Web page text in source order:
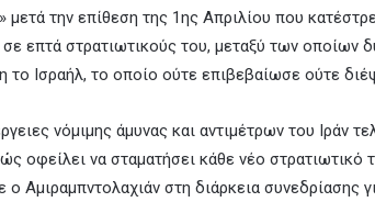
μετά την επίθεση της 1ης Απριλίου που
επτά στρατιωτικούς του, μεταξύ των οποίων
το Ισραήλ, το οποίο ούτε επιβεβαίωσε ούτε
νόμιμης άμυνας και αντιμέτρων του Ιράν
οφείλει να σταματήσει κάθε νέο
Αμιραμπντολαχιάν στη διάρκεια συνεδρίασης